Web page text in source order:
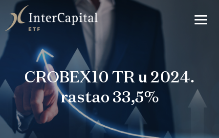
CROBEX10 TR u 2024.
rastao 33,5%